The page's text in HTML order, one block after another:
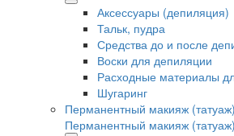
Аксессуары (депиляция)
Тальк, пудра
Средства до и после
Воски для депиляции
Расходные материалы
Шугаринг
Перманентный макияж (татуаж)
Перманентный макияж (татуаж)